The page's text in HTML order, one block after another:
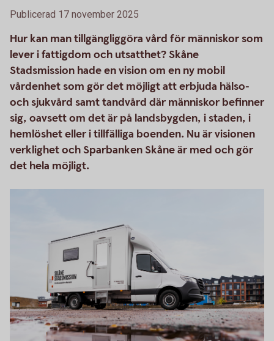
Publicerad 17 november 2025
Hur kan man tillgängliggöra vård för människor som
lever i fattigdom och utsatthet? Skåne
Stadsmission hade en vision om en ny mobil
vårdenhet som gör det möjligt att erbjuda hälso-
och sjukvård samt tandvård där människor befinner
sig, oavsett om det är på landsbygden, i staden, i
hemlöshet eller i tillfälliga boenden. Nu är visionen
verklighet och Sparbanken Skåne är med och gör
det hela möjligt.